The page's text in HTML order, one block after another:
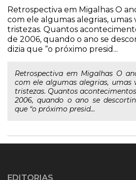
Retrospectiva em Migalhas O
com ele algumas alegrias, umas
tristezas. Quantos
de 2006, quando o ano se
dizia que “o próximo presid...
Retrospectiva em Migalhas O
com ele algumas alegrias, umas
tristezas. Quantos
2006, quando o ano se
que “o próximo presid...
EDITORIAS